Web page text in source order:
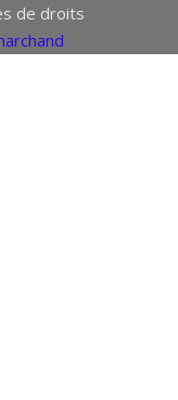
de droits